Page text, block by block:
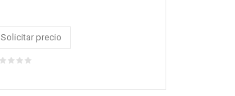
Solicitar precio